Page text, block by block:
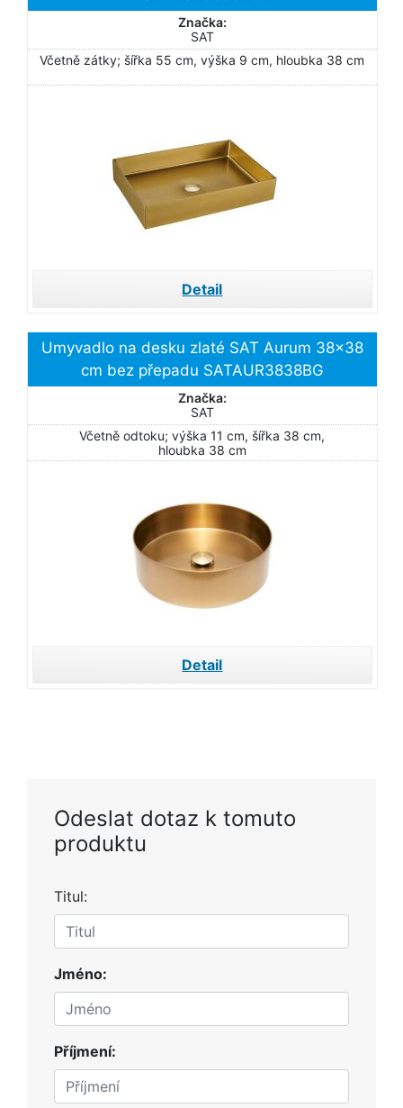
Značka:
SAT
Včetně zátky; šířka 55 cm, výška 9 cm, hloubka 38 cm
Detail
Umyvadlo na desku zlaté SAT Aurum 38x38
cm bez přepadu SATAUR3838BG
Značka:
SAT
Včetně odtoku; výška 11 cm, šířka 38 cm,
hloubka 38 cm
Detail
Odeslat dotaz k tomuto
produktu
Titul:
Jméno:
Příjmení: